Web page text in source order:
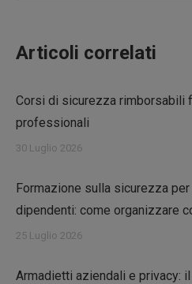
Articoli correlati
Corsi di sicurezza rimborsabili
professionali
30 Luglio 2026
Formazione sulla sicurezza
dipendenti: come organizzare
25 Luglio 2026
Armadietti aziendali e privacy: